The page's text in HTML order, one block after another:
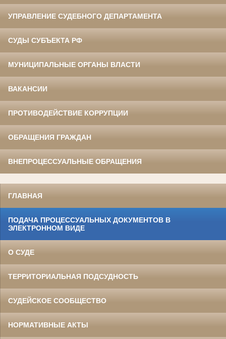
УПРАВЛЕНИЕ СУДЕБНОГО ДЕПАРТАМЕНТА
СУДЫ СУБЪЕКТА РФ
МУНИЦИПАЛЬНЫЕ ОРГАНЫ ВЛАСТИ
ВАКАНСИИ
ПРОТИВОДЕЙСТВИЕ КОРРУПЦИИ
ОБРАЩЕНИЯ ГРАЖДАН
ВНЕПРОЦЕССУАЛЬНЫЕ ОБРАЩЕНИЯ
ГЛАВНАЯ
ПОДАЧА ПРОЦЕССУАЛЬНЫХ ДОКУМЕНТОВ В
ЭЛЕКТРОННОМ ВИДЕ
О СУДЕ
ТЕРРИТОРИАЛЬНАЯ ПОДСУДНОСТЬ
СУДЕЙСКОЕ СООБЩЕСТВО
НОРМАТИВНЫЕ АКТЫ